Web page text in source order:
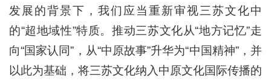
发展的背景下，我们应当重新审视三苏文化中
的“超地域性”特质。推动三苏文化从“地方记忆”走
向“国家认同”，从“中原故事”升华为“中国精神”，并
以此为基础，将三苏文化纳入中原文化国际传播的